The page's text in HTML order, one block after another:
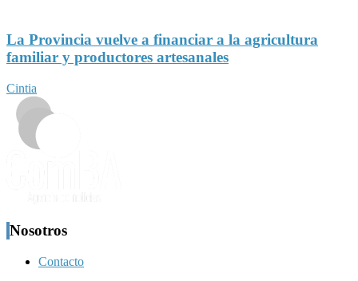
La Provincia vuelve a financiar a la agricultura
familiar y productores artesanales
Cintia
Nosotros
Contacto